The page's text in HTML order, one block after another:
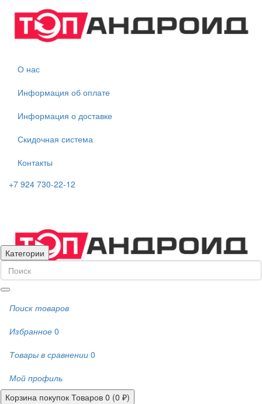
О нас
Информация об оплате
Информация о доставке
Скидочная система
Контакты
+7 924 730-22-12
Категории
Поиск товаров
Избранное 0
Товары в сравнении 0
Мой профиль
Корзина покупок Товаров 0 (0 ₽)